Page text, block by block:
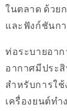
ในตลาด ด้วย
และฟังก์ชันก
ท่อระบายอา
อากาศมีประ
สำหรับการใ
เครื่องยนต์ทำ